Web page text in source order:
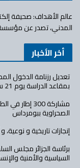
عالم الأهداف: صحيفة
المدني، تصدر عن مؤسسة
أخر الأخبار
بمقاعد الدراسة يوم 21 سبتمبر المقبل
الصحراوية ببومرداس
إنجازات تاريخية و
برئاسة الجزائر مجلس
السياسية والأمنية